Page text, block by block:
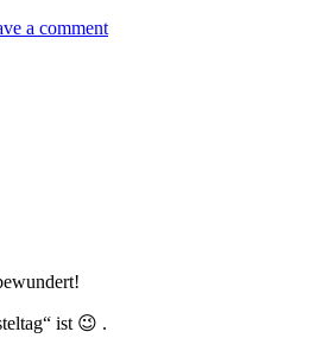
a comment
ist 😉 .